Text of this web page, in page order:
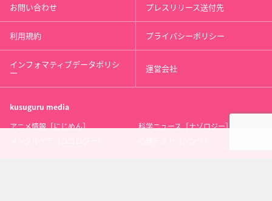
お問い合わせ プレスリリース送付先
利用規約 プライバシーポリシー
インフォマティブデータポリシ
ー 運営会社
kusuguru media
アニメ情報［にじめん］
科学ニュース［ナゾロジー］